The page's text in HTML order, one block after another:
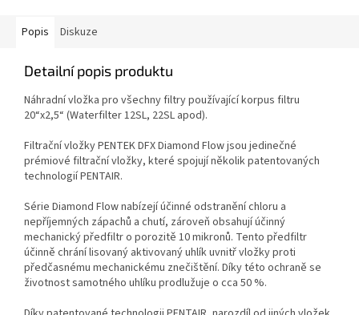
Popis Diskuze
Detailní popis produktu
Náhradní vložka pro všechny filtry používající korpus filtru
20“x2,5“ (Waterfilter 12SL, 22SL apod).
Filtrační vložky PENTEK DFX Diamond Flow jsou jedinečné
prémiové filtrační vložky, které spojují několik patentovaných
technologií PENTAIR.
Série Diamond Flow nabízejí účinné odstranění chloru a
nepříjemných zápachů a chutí, zároveň obsahují účinný
mechanický předfiltr o porozitě 10 mikronů. Tento předfiltr
účinně chrání lisovaný aktivovaný uhlík uvnitř vložky proti
předčasnému mechanickému znečištění. Díky této ochraně se
životnost samotného uhlíku prodlužuje o cca 50 %.